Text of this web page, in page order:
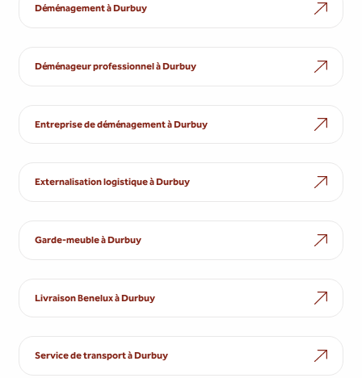
Déménagement à Durbuy
Déménageur professionnel à Durbuy
Entreprise de déménagement à Durbuy
Externalisation logistique à Durbuy
Garde-meuble à Durbuy
Livraison Benelux à Durbuy
Service de transport à Durbuy